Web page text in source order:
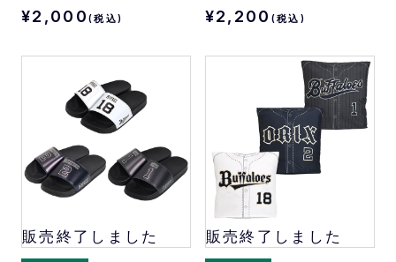
¥2,000 (税込) ¥2,200 (税込)
販売終了しました 販売終了しました